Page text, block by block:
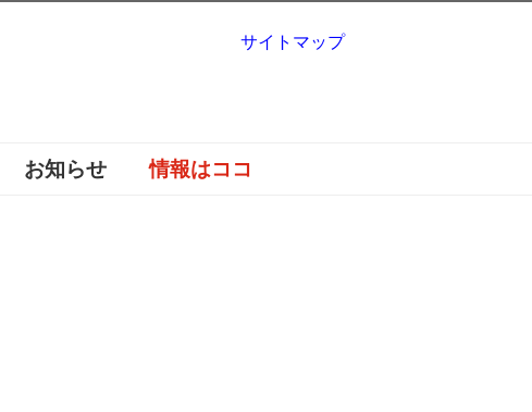
お知らせ 情報はココ
サイトマップ